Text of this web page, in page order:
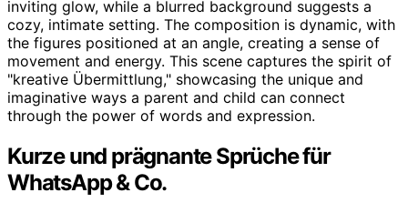
Kurze und prägnante Sprüche für
WhatsApp & Co.